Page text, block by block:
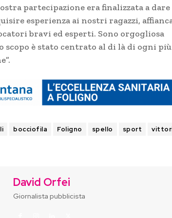
partecipazione era finalizzata a dare
esperienza ai nostri ragazzi,
bravi ed esperti. Sono orgogliosa
scopo è stato centrato al di là di ogni più
bocciofila Foligno spello sport
David Orfei
Giornalista pubblicista